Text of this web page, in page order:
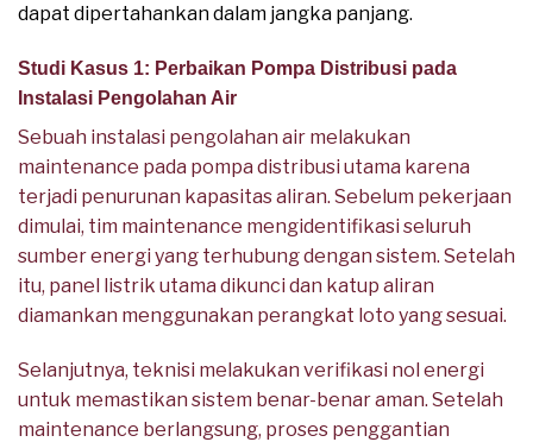
dapat dipertahankan dalam jangka panjang.
Studi Kasus 1: Perbaikan Pompa Distribusi pada
Instalasi Pengolahan Air
Sebuah instalasi pengolahan air melakukan
maintenance pada pompa distribusi utama karena
terjadi penurunan kapasitas aliran. Sebelum pekerjaan
dimulai, tim maintenance mengidentifikasi seluruh
sumber energi yang terhubung dengan sistem. Setelah
itu, panel listrik utama dikunci dan katup aliran
diamankan menggunakan perangkat loto yang sesuai.
Selanjutnya, teknisi melakukan verifikasi nol energi
untuk memastikan sistem benar-benar aman. Setelah
maintenance berlangsung, proses penggantian